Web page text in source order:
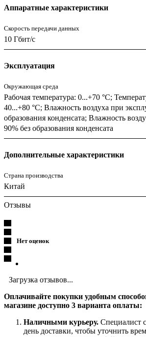
Аппаратные характеристики
Скорость передачи данных
10 Гбит/с
Эксплуатация
Окружающая среда
Рабочая температура: 0...+70 °C;
40...+80 °C; Влажность воздуха при
образования конденсата; Влажность
90% без образования конденсата
Дополнительные характеристики
Страна производства
Китай
Отзывы
Нет оценок
Загрузка отзывов...
Оплачивайте покупки удобным
магазине доступно 3 варианта оплаты:
Наличными курьеру. Специалист
день доставки, чтобы уточнить